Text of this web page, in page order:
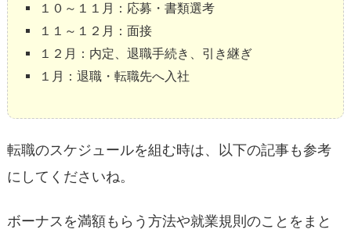
１０～１１月：応募・書類選考
１１～１２月：面接
１２月：内定、退職手続き、引き継ぎ
１月：退職・転職先へ入社
転職のスケジュールを組む時は、以下の記事も参考
にしてくださいね。
ボーナスを満額もらう方法や就業規則のことをまと